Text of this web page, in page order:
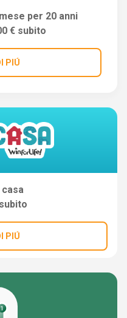
per 20 anni
€ subito
PIÚ
casa
PIÚ